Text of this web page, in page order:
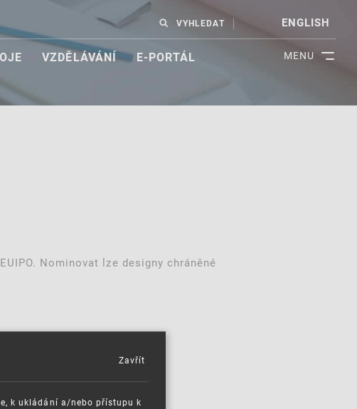
MENU
VYHLEDAT ENGLISH
VZDĚLÁVÁNÍ E-PORTÁL
Nominovat lze designy chráněné
k ukládání a/nebo přístupu k
Zavřít